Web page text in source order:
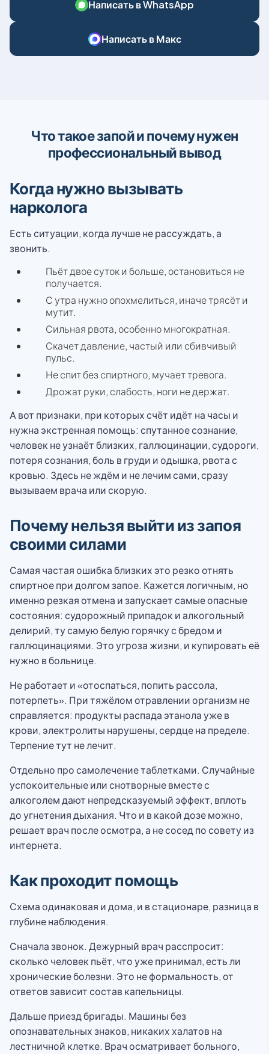
Написать в WhatsApp
Написать в Макс
Что такое запой и почему нужен
профессиональный вывод
Когда нужно вызывать
нарколога
Есть ситуации, когда лучше не рассуждать, а
звонить.
Пьёт двое суток и больше, остановиться не
получается.
С утра нужно опохмелиться, иначе трясёт и
мутит.
Сильная рвота, особенно многократная.
Скачет давление, частый или сбивчивый
пульс.
Не спит без спиртного, мучает тревога.
Дрожат руки, слабость, ноги не держат.
А вот признаки, при которых счёт идёт на часы и
нужна экстренная помощь: спутанное сознание,
человек не узнаёт близких, галлюцинации, судороги,
потеря сознания, боль в груди и одышка, рвота с
кровью. Здесь не ждём и не лечим сами, сразу
вызываем врача или скорую.
Почему нельзя выйти из запоя
своими силами
Самая частая ошибка близких это резко отнять
спиртное при долгом запое. Кажется логичным, но
именно резкая отмена и запускает самые опасные
состояния: судорожный припадок и алкогольный
делирий, ту самую белую горячку с бредом и
галлюцинациями. Это угроза жизни, и купировать её
нужно в больнице.
Не работает и «отоспаться, попить рассола,
потерпеть». При тяжёлом отравлении организм не
справляется: продукты распада этанола уже в
крови, электролиты нарушены, сердце на пределе.
Терпение тут не лечит.
Отдельно про самолечение таблетками. Случайные
успокоительные или снотворные вместе с
алкоголем дают непредсказуемый эффект, вплоть
до угнетения дыхания. Что и в какой дозе можно,
решает врач после осмотра, а не сосед по совету из
интернета.
Как проходит помощь
Схема одинаковая и дома, и в стационаре, разница в
глубине наблюдения.
Сначала звонок. Дежурный врач расспросит:
сколько человек пьёт, что уже принимал, есть ли
хронические болезни. Это не формальность, от
ответов зависит состав капельницы.
Дальше приезд бригады. Машины без
опознавательных знаков, никаких халатов на
лестничной клетке. Врач осматривает больного,